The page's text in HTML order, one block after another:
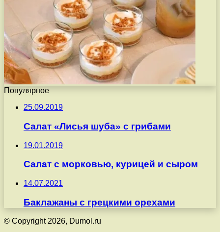
Популярное
25.09.2019
Салат «Лисья шуба» с грибами
19.01.2019
Салат с морковью, курицей и сыром
14.07.2021
Баклажаны с грецкими орехами
© Copyright 2026, Dumol.ru